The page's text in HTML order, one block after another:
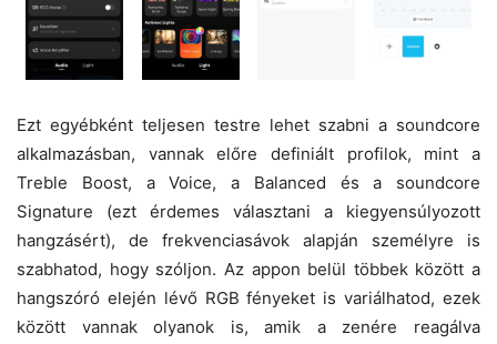
Ezt egyébként teljesen testre lehet szabni a soundcore
alkalmazásban, vannak előre definiált profilok, mint a
Treble Boost, a Voice, a Balanced és a soundcore
Signature (ezt érdemes választani a kiegyensúlyozott
hangzásért), de frekvenciasávok alapján személyre is
szabhatod, hogy szóljon. Az appon belül többek között a
hangszóró elején lévő RGB fényeket is variálhatod, ezek
között vannak olyanok is, amik a zenére reagálva